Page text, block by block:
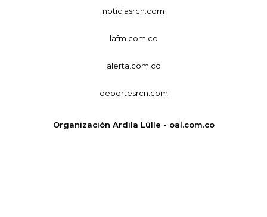
noticiasrcn.com
lafm.com.co
alerta.com.co
deportesrcn.com
Organización Ardila Lülle - oal.com.co